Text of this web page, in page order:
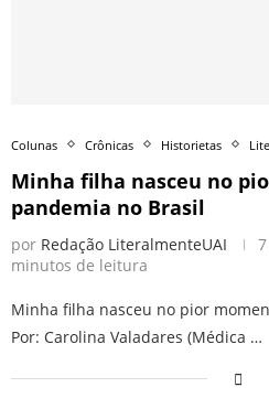
Colunas Crônicas Historietas
Minha filha nasceu no
pandemia no Brasil
por Redação LiteralmenteUAI
minutos de leitura
Minha filha nasceu no pior
Por: Carolina Valadares (Médica …